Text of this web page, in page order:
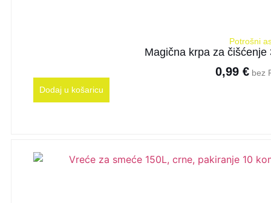
Potrošni
Magična krpa za
0,99 €bez
Dodaj u košaricu